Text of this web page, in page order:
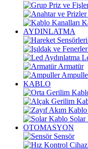
AYDINLATMA
Armatür
KABLO
OTOMASYON
Sensör